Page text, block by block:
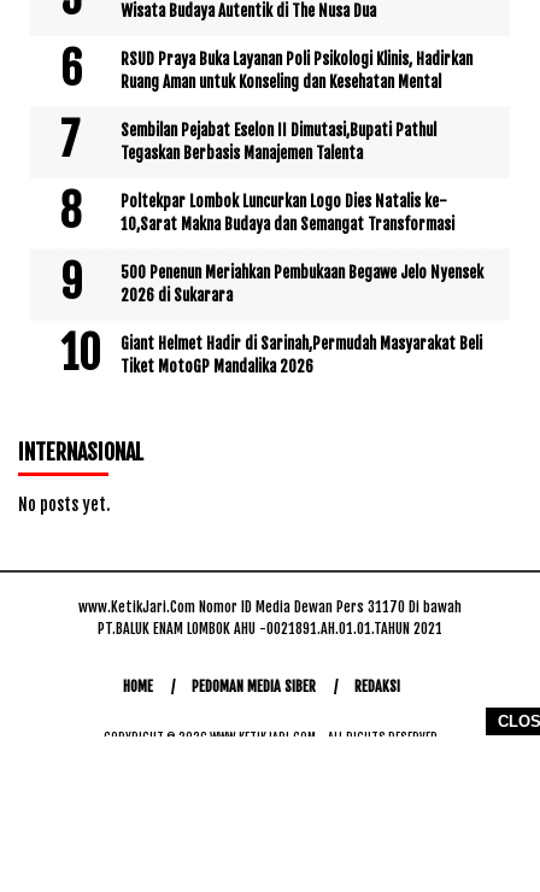
Wisata Budaya Autentik di The Nusa Dua
RSUD Praya Buka Layanan Poli Psikologi Klinis, Hadirkan
Ruang Aman untuk Konseling dan Kesehatan Mental
Sembilan Pejabat Eselon II Dimutasi,Bupati Pathul
Tegaskan Berbasis Manajemen Talenta
Poltekpar Lombok Luncurkan Logo Dies Natalis ke-
10,Sarat Makna Budaya dan Semangat Transformasi
500 Penenun Meriahkan Pembukaan Begawe Jelo Nyensek
2026 di Sukarara
Giant Helmet Hadir di Sarinah,Permudah Masyarakat Beli
Tiket MotoGP Mandalika 2026
INTERNASIONAL
No posts yet.
www.KetikJari.Com Nomor ID Media Dewan Pers 31170 Di bawah
PT.BALUK ENAM LOMBOK AHU -0021891.AH.01.01.TAHUN 2021
HOME PEDOMAN MEDIA SIBER REDAKSI
COPYRIGHT © 2026 WWW.KETIKJARI.COM - ALL RIGHTS RESERVED